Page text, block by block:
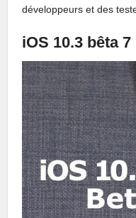
développeurs et des
iOS 10.3 bêta 7